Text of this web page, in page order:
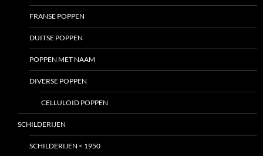
FRANSE POPPEN
DUITSE POPPEN
POPPEN MET NAAM
DIVERSE POPPEN
CELLULOID POPPEN
SCHILDERIJEN
SCHILDERIJEN < 1950